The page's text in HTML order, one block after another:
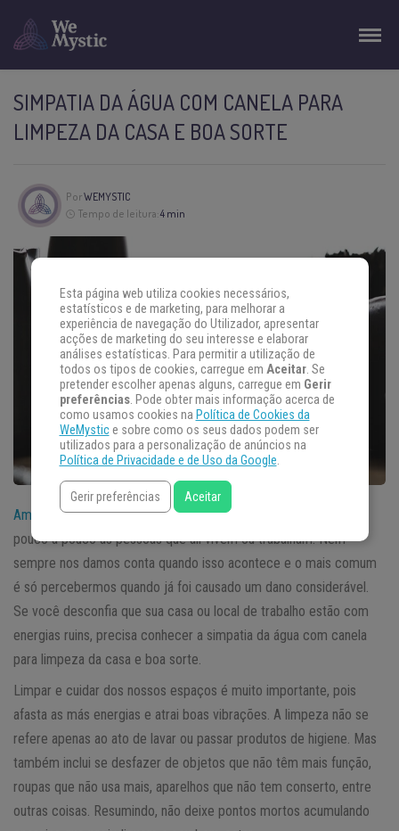
SIMPATIA DA ÁGUA COM CANELA PARA
LIMPEZA DA CASA E BOA SORTE
PorWEMYSTIC
Tempo de leitura:4 min
Ambientescarregados com energias negativas podem afetar
pouco a pouco as pessoas que ali vivem ou trabalham. Nem
sempre nos damos conta quando isso acontece e o mais comum
é só percebermos quando já foi causado um dano considerável.
Se você desconfia que sua casa ou local de trabalho estão com
energias ruins, precisa conhecer a simpatia da água com canela
para limpeza da casa e boa sorte.
Limpar e cuidar dos nossos espaços é muito importante, pois
afasta as más energias e atrai boas vibrações. A limpeza não se
refere apenas ao ato de lavar ou passar produtos de higiene. Mas
também inclui se desfazer de objetos que não têm mais função,
roupas que não usa mais, aparelhos que não tem conserto, entre
outras coisas. Resumindo, não deixe pontos mortos acumulando
Esta página web utiliza cookies necessários,
estatísticos e de marketing, para melhorar a
experiência de navegação do Utilizador, apresentar
acções de marketing do seu interesse e elaborar
análises estatísticas. Para permitir a utilização de
todos os tipos de cookies, carregue em Aceitar. Se
pretender escolher apenas alguns, carregue em Gerir
preferências. Pode obter mais informação acerca de
como usamos cookies na Política de Cookies da
WeMystice sobre como os seus dados podem ser
utilizados para a personalização de anúncios na
Política de Privacidade e de Uso da Google.
Gerir preferências Aceitar